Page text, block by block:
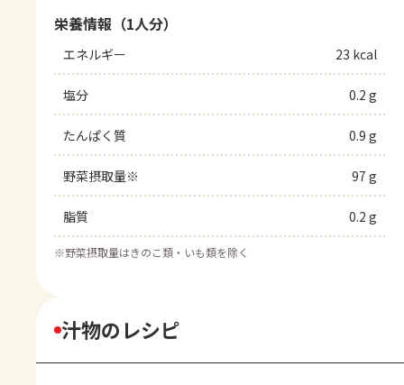
栄養情報（1人分）
エネルギー 23 kcal
塩分 0.2 g
たんぱく質 0.9 g
野菜摂取量※ 97 g
脂質 0.2 g
※野菜摂取量はきのこ類・いも類を除く
汁物のレシピ